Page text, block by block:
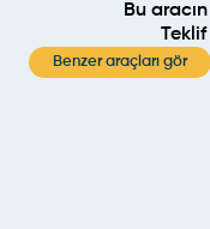
Bu
Teklif
Benzer araçları gör